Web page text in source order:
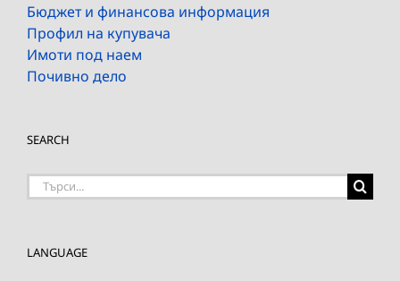
Бюджет и финансова информация
Профил на купувача
Имоти под наем
Почивно дело
SEARCH
Търсене
LANGUAGE